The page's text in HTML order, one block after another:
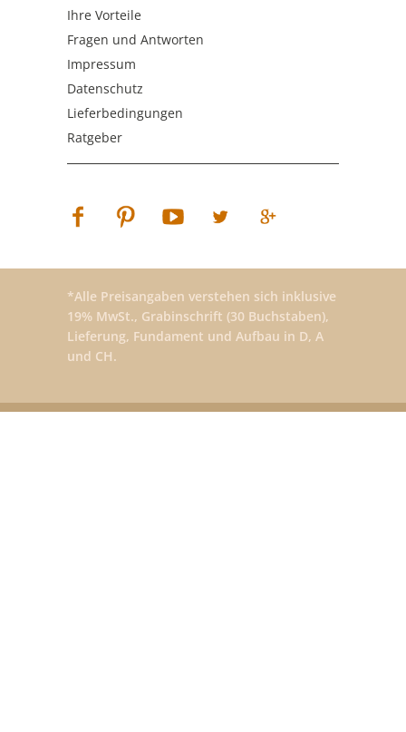
Ihre Vorteile
Fragen und Antworten
Impressum
Datenschutz
Lieferbedingungen
Ratgeber
*Alle Preisangaben verstehen sich inklusive
19% MwSt., Grabinschrift (30 Buchstaben),
Lieferung, Fundament und Aufbau in D, A
und CH.